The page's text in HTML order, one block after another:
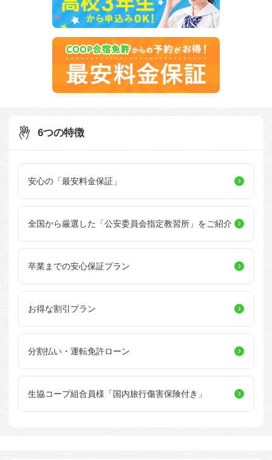
6つの特徴
安心の「最安料金保証」
全国から厳選した 「公安委員会指定教習所」をご紹介
卒業までの安心保証プラン
お得な割引プラン
分割払い・運転免許ローン
生協コープ組合員様 「国内旅行傷害保険付き」